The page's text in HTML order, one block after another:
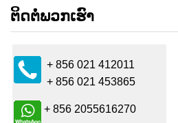
ຕິດຕໍ່ພວກເຮົາ
+ 856 021 412011
+ 856 021 453865
+ 856 2055616270